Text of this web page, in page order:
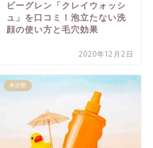
ビーグレン「クレイウォッシ
ュ」を口コミ！泡立たない洗
顔の使い方と毛穴効果
2020年12月2日
未分類